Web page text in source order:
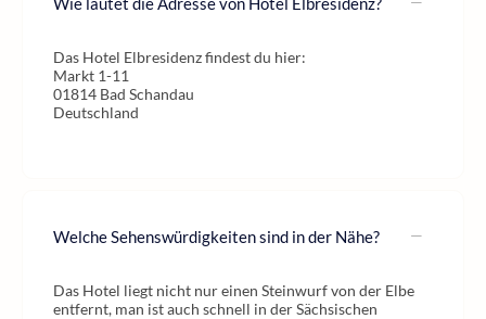
Das Hotel Elbresidenz findest du hier:
Markt 1-11
01814 Bad Schandau
Deutschland
Welche Sehenswürdigkeiten sind in der Nähe?
Das Hotel liegt nicht nur einen Steinwurf von der Elbe
entfernt, man ist auch schnell in der Sächsischen